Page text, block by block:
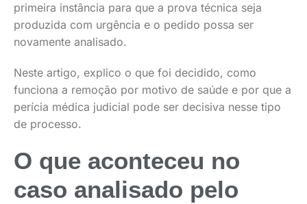
primeira instância para que a prova técnica seja
produzida com urgência e o pedido possa ser
novamente analisado.
Neste artigo, explico o que foi decidido, como
funciona a remoção por motivo de saúde e por que a
perícia médica judicial pode ser decisiva nesse tipo
de processo.
O que aconteceu no
caso analisado pelo